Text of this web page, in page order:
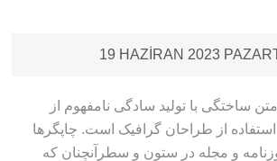
19 HAZIRAN 2023
ساختگی با تولید سادگی نامفهوم از
از طراحان گرافیک است. چاپگرها
و مجله در ستون و سطرآنچنان که